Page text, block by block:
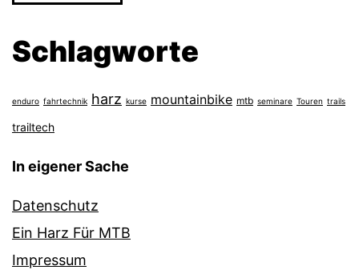
Schlagworte
enduro fahrtechnik harz kurse mountainbike mtb seminare Touren trails
trailtech
In eigener Sache
Datenschutz
Ein Harz Für MTB
Impressum